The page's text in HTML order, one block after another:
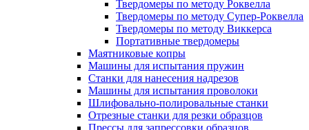
Твердомеры по методу Роквелла
Твердомеры по методу Супер-Роквелла
Твердомеры по методу Виккерса
Портативные твердомеры
Маятниковые копры
Машины для испытания пружин
Станки для нанесения надрезов
Машины для испытания проволоки
Шлифовально-полировальные станки
Отрезные станки для резки образцов
Прессы для запрессовки образцов